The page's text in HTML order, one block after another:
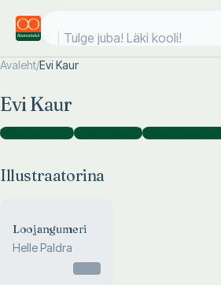
Tulge juba! Läki kooli!
Avaleht/Evi Kaur
Evi Kaur
Illustraatorina )Kujundajana )Kaanekujundajana
Illustraatorina
Loojangumeri
Helle Paldra